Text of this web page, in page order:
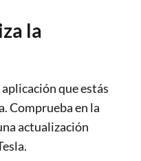
la
que estás
Comprueba en la
actualización